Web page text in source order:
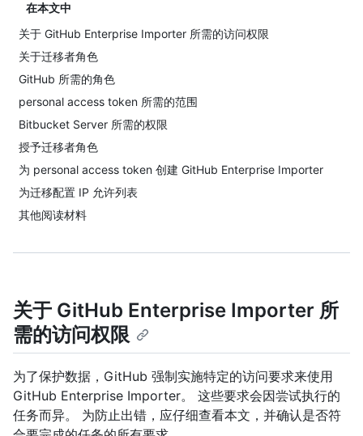
在本文中
关于 GitHub Enterprise Importer 所需的访问权限
关于迁移者角色
GitHub 所需的角色
personal access token 所需的范围
Bitbucket Server 所需的权限
授予迁移者角色
为 personal access token 创建 GitHub Enterprise Importer
为迁移配置 IP 允许列表
其他阅读材料
关于 GitHub Enterprise Importer 所
需的访问权限
为了保护数据，GitHub 强制实施特定的访问要求来使用
GitHub Enterprise Importer。 这些要求会因尝试执行的
任务而异。 为防止出错，应仔细查看本文，并确认是否符